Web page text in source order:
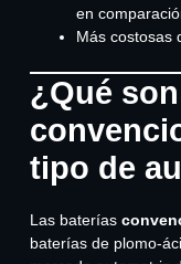
en
Más costosas
¿Qué
tipo de
Las baterías
baterías de plomo-